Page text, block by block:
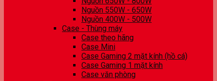
Nguồn 550W - 650W
Nguồn 400W - 500W
Case - Thùng máy
Case theo hãng
Case Mini
Case Gaming 2 mặt kính (hồ cá)
Case Gaming 1 mặt kính
Case văn phòng